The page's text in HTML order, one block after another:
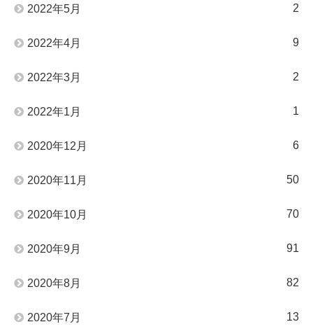
2022年5月 2
2022年4月 9
2022年3月 2
2022年1月 1
2020年12月 6
2020年11月 50
2020年10月 70
2020年9月 91
2020年8月 82
2020年7月 13